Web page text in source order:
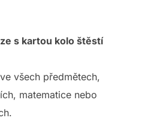
s kartou kolo štěstí
všech předmětech,
matematice nebo